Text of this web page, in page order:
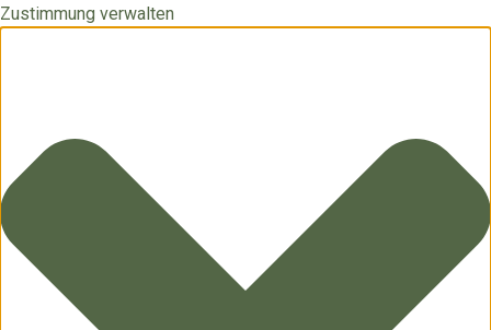
Zustimmung verwalten